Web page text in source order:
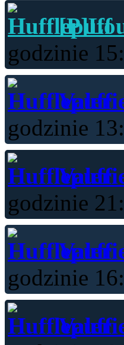
godzinie
godzinie
godzinie
godzinie